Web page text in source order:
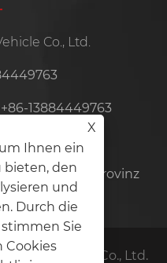
Co., Ltd.
+86-13884449763
inc.com
Yuyao, Provinz
China
Vehicle Co., Ltd.
X
Ihnen ein
bieten, den
und
Durch die
Sie
Cookies